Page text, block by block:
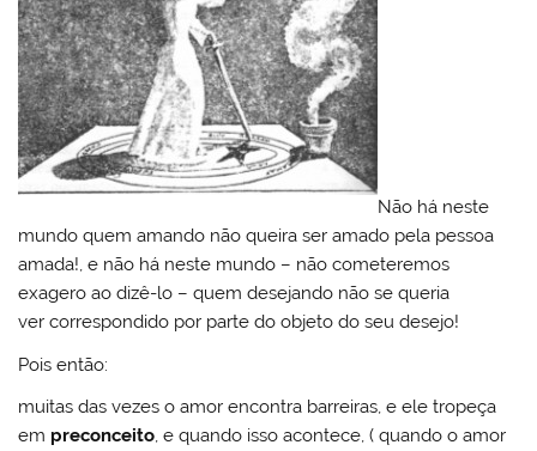
Não há neste
mundo quem amando não queira ser amado pela pessoa
amada!, e não há neste mundo – não cometeremos
exagero ao dizê-lo – quem desejando não se queria
ver correspondido por parte do objeto do seu desejo!
Pois então:
muitas das vezes o amor encontra barreiras, e ele tropeça
em preconceito, e quando isso acontece, ( quando o amor